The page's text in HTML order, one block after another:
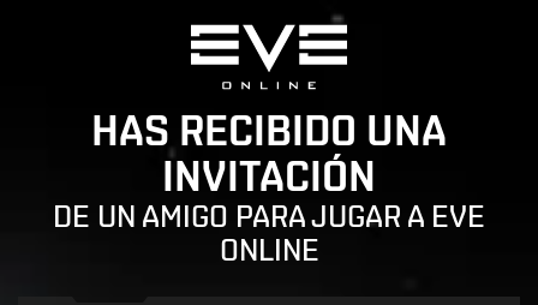
HAS RECIBIDO UNA
INVITACIÓN
DE UN AMIGO PARA JUGAR A EVE
ONLINE